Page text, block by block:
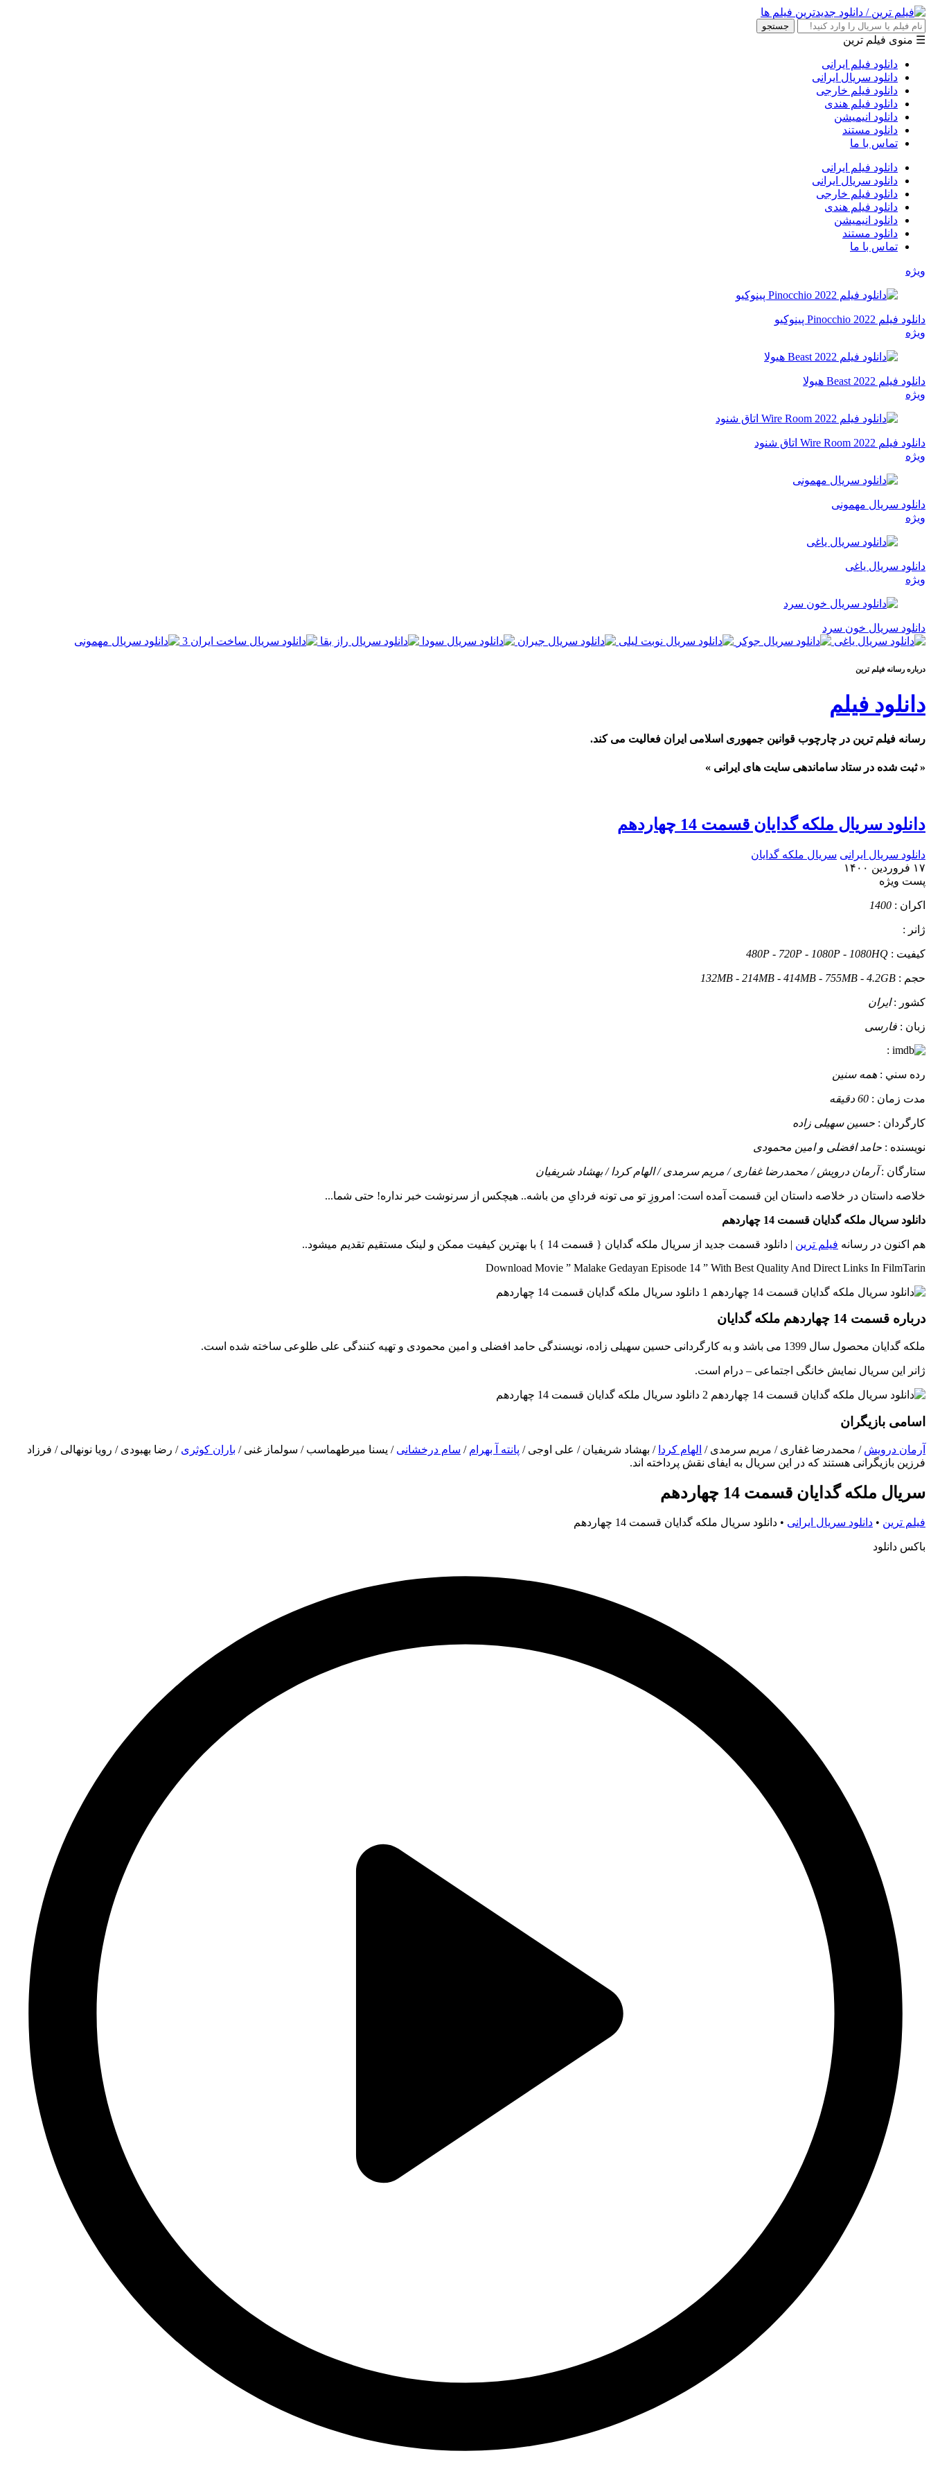
جستجو
☰ منوی فیلم ترین
دانلود فیلم ایرانی
دانلود سریال ایرانی
دانلود فیلم خارجی
دانلود فیلم هندی
دانلود انیمیشن
دانلود مستند
تماس با ما
دانلود فیلم ایرانی
دانلود سریال ایرانی
دانلود فیلم خارجی
دانلود فیلم هندی
دانلود انیمیشن
دانلود مستند
تماس با ما
ویژه
دانلود فیلم Pinocchio 2022 پینوکیو
ویژه
دانلود فیلم Beast 2022 هیولا
ویژه
دانلود فیلم Wire Room 2022 اتاق شنود
ویژه
دانلود سریال مهمونی
ویژه
دانلود سریال یاغی
ویژه
دانلود سریال خون سرد
درباره رسانه فيلم ترين
دانلود فیلم
رسانه فیلم ترین در چارچوب قوانین جمهوری اسلامی ایران فعالیت می کند.
« ثبت شده در ستاد ساماندهی سایت های ایرانی »
دانلود سریال ملکه گدایان قسمت 14 چهاردهم
دانلود سریال ایرانی سریال ملکه گدایان
۱۷ فروردین ۱۴۰۰
پست ويژه
اکران : 1400
ژانر :
کيفيت : 480P - 720P - 1080P - 1080HQ
حجم : 132MB - 214MB - 414MB - 755MB - 4.2GB
کشور :ایران
زبان : فارسی
:
رده سني : همه سنین
مدت زمان : 60 دقیقه
کارگردان : حسین سهیلی زاده
نويسنده : حامد افضلی و امین محمودی
ستارگان :آرمان درویش / محمدرضا غفاری / مریم سرمدی / الهام کردا / بهشاد شریفیان
خلاصه داستان در خلاصه داستان این قسمت آمده است: امروزِ تو می تونه فردایِ من باشه.. هیچکس از سرنوشت خبر نداره! حتی شما...
دانلود سریال ملکه گدایان قسمت 14 چهاردهم
هم اکنون در رسانه فیلم ترین | دانلود قسمت جدید از سریال ملکه گدایان { قسمت 14 } با بهترین کیفیت ممکن و لینک مستقیم تقدیم میشود..
Download Movie ” Malake Gedayan Episode 14 ” With Best Quality And Direct Links In FilmTarin
درباره قسمت 14 چهاردهم ملکه گدایان
ملکه گدایان محصول سال 1399 می باشد و به کارگردانی حسین سهیلی زاده، نویسندگی حامد افضلی و امین محمودی و تهیه کنندگی علی طلوعی ساخته شده است.
ژانر این سریال نمایش خانگی اجتماعی – درام است.
اسامی بازیگران
آرمان درویش / محمدرضا غفاری / مریم سرمدی / الهام کردا / بهشاد شریفیان / علی اوجی / پانته آ بهرام / سام درخشانی / یسنا میرطهماسب / سولماز غنی / باران کوثری / رضا بهبودی / رویا نونهالی / فرزاد
فرزین بازیگرانی هستند که در این سریال به ایفای نقش پرداخته اند.
سریال ملکه گدایان قسمت 14 چهاردهم
فیلم ترین • دانلود سریال ایرانی • دانلود سریال ملکه گدایان قسمت 14 چهاردهم
باکس دانلود